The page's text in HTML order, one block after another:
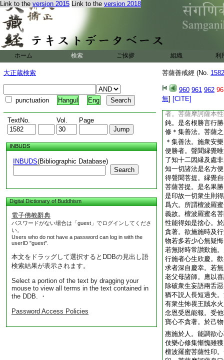
Link to the version 2015 Link to the version 2018
ホーム 検索 ご挨拶 組織 利
大正蔵検索
punctuation Hangul Eng
TextNo. Vol. Page
INBUDS
INBUDS(Bibliographic Database)
Search
Digital Dictionary of Buddhism
電子佛教辭典
パスワードがない場合は「guest」でログインしてくださ
い。
Users who do not have a password can log in with the
userID "guest".
本文をドラッグして選択するとDDBの見出し語
検索結果が表示されます。
Select a portion of the text by dragging your
mouse to view all terms in the text contained in
the DDB. ・
Password Access Policies
菩薩善戒經 (No.
960 961 962
無] [CITE]
以是二種名之爲性
復性者亦名爲子。
二種。一細二麁。
果故名爲細。所言
薩摩訶薩得名爲勝
淨有二。一淨智障
障故 10 名爲淨非
二淨。以是義故。
訶薩復有四事勝於
勝。二者行勝。三
者。菩薩摩訶薩本
鈍。是名根勝言行
修＊集善法。菩薩
＊集善法。施衆安
便勝者。聲聞縁覺
了知十二因縁及處
知一切諸法是名方
得聲聞菩提。縁覺
菩薩菩提。是名果
是印故一切衆生則
爲六。所謂檀波羅
義故。檀波羅蜜名
性能得如是捨心。
貪著。欲施施時及
物若多若少心無疑
若無財時常讃歎施
行施者心生欣慶。
求者深自慶幸。若
老父母諸師。應以
除破衆生妄語兩舌
猶不説人長短過失
有衆生怖畏王賊水
念恩受恩能報。受
寶心不貪著。於己
惠施於人。能調欲
伎樂心修集慚愧雖
檀波羅蜜菩薩性印